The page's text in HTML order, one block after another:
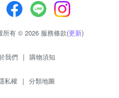
所有 © 2026 服務條款(更新)
我們 | 購物須知
私權 | 分類地圖